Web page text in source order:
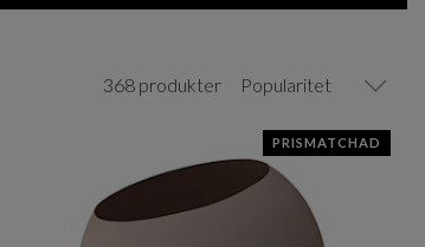
368 produkter Popularitet
PRISMATCHAD